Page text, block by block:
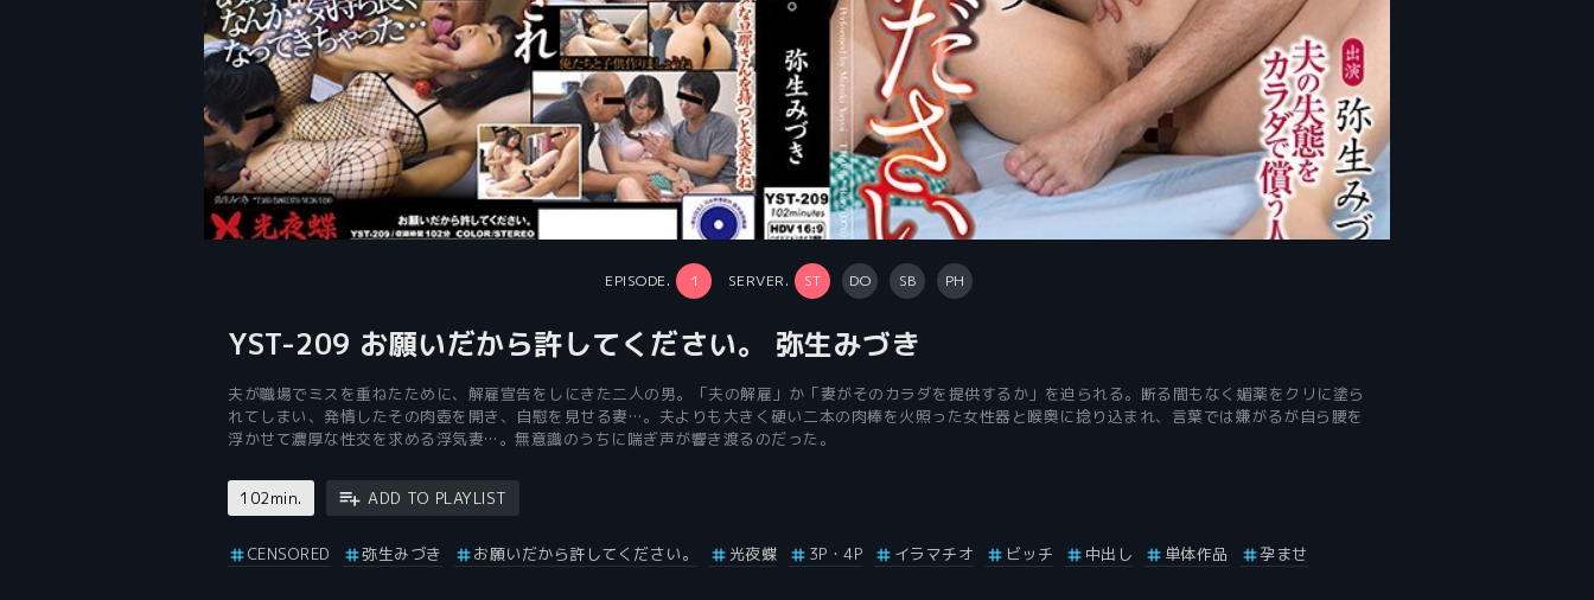
EPISODE. 1 SERVER. ST DO SB PH
YST-209 お願いだから許してください。 弥生みづき
夫が職場でミスを重ねたために、解雇宣告をしにきた二人の男。「夫の解雇」か「妻がそのカラダを提供するか」を迫られる。断る間もなく媚薬をクリに塗ら
れてしまい、発情したその肉壺を開き、自慰を見せる妻…。夫よりも大きく硬い二本の肉棒を火照った女性器と喉奥に捻り込まれ、言葉では嫌がるが自ら腰を
浮かせて濃厚な性交を求める浮気妻…。無意識のうちに喘ぎ声が響き渡るのだった。
102min. ADD TO PLAYLIST
CENSORED 弥生みづき お願いだから許してください。 光夜蝶 3P・4P イラマチオ ビッチ 中出し 単体作品 孕ませ